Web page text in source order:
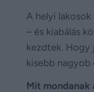
A helyi lakosok
– és kiabálás
kezdtek. Hogy
kisebb nagyob
Mit mondanak